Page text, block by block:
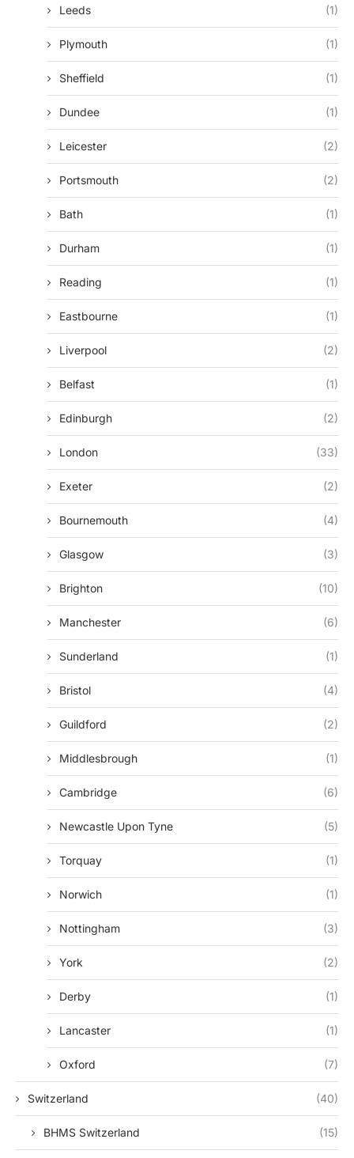
Leeds (1)
Plymouth (1)
Sheffield (1)
Dundee (1)
Leicester (2)
Portsmouth (2)
Bath (1)
Durham (1)
Reading (1)
Eastbourne (1)
Liverpool (2)
Belfast (1)
Edinburgh (2)
London (33)
Exeter (2)
Bournemouth (4)
Glasgow (3)
Brighton (10)
Manchester (6)
Sunderland (1)
Bristol (4)
Guildford (2)
Middlesbrough (1)
Cambridge (6)
Newcastle Upon Tyne (5)
Torquay (1)
Norwich (1)
Nottingham (3)
York (2)
Derby (1)
Lancaster (1)
Oxford (7)
Switzerland (40)
BHMS Switzerland (15)